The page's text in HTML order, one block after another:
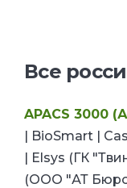
Все
APACS 3000
| BioSmart |
| Elsys (ГК
(ООО "АТ